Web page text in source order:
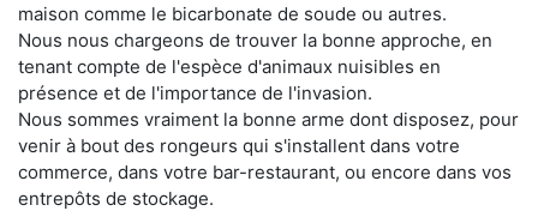
maison comme le bicarbonate de soude ou autres.
Nous nous chargeons de trouver la bonne approche, en
tenant compte de l'espèce d'animaux nuisibles en
présence et de l'importance de l'invasion.
Nous sommes vraiment la bonne arme dont disposez, pour
venir à bout des rongeurs qui s'installent dans votre
commerce, dans votre bar-restaurant, ou encore dans vos
entrepôts de stockage.